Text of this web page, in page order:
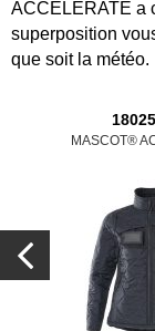
ACCELERATE a
superposition
que soit la météo.
MASCOT®